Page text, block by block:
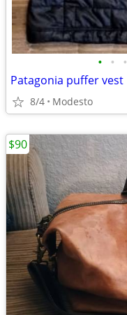
• • •
Patagonia puffer vest
8/4 Modesto
$90